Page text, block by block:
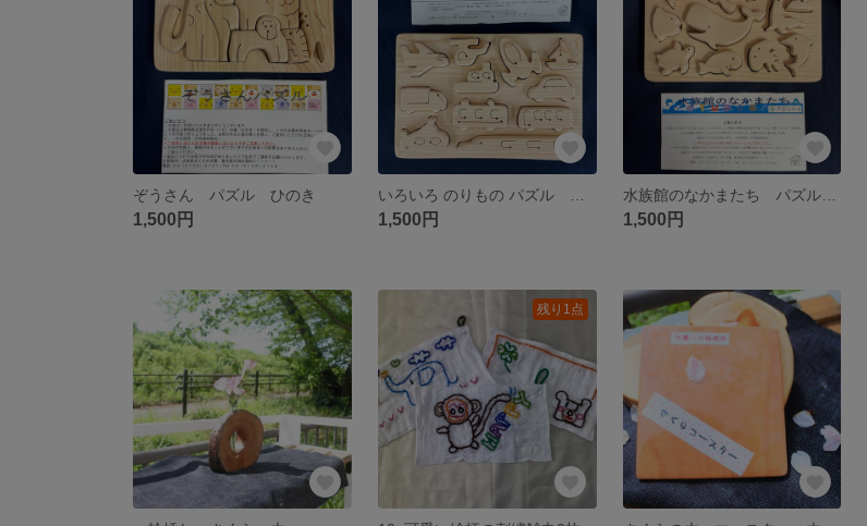
ぞうさん パズル ひのき
1,500円 1,500円
水族館のなかまたち パズル ひのき
1,500円
残り1点